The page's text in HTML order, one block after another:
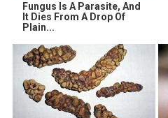
Fungus Is A Parasite, And
It Dies From A Drop Of
Plain...